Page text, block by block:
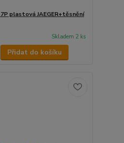
plastová JAEGER+těsnění
Skladem 2 ks
Přidat do košíku